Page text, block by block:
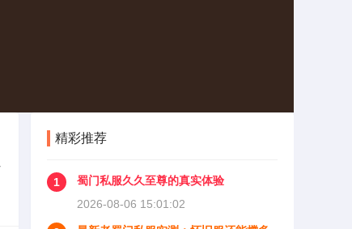
精彩推荐
1
蜀门私服久久至尊的真实体验
2026-08-06 15:01:02